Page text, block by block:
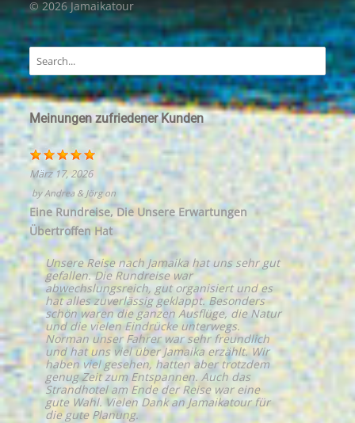
© 2026 Jamaikatour
Meinungen zufriedener Kunden
März 17, 2026
by Andrea & Jörgon
Eine Rundreise, Die Unsere Erwartungen
Übertroffen Hat
Unsere Reise nach Jamaika hat uns sehr gut
gefallen. Die Rundreise war
abwechslungsreich, gut organisiert und es
hat alles zuverlässig geklappt. Besonders
schön waren die ganzen Ausflüge, die Natur
und die vielen Eindrücke unterwegs.
Norman unser Fahrer war sehr freundlich
und hat uns viel über Jamaika erzählt. Wir
haben viel gesehen, hatten aber trotzdem
genug Zeit zum Entspannen. Auch das
Strandhotel am Ende der Reise war eine
gute Wahl. Vielen Dank an Jamaikatour für
die gute Planung.